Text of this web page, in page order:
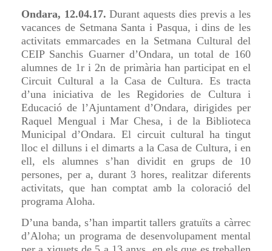
Ondara, 12.04.17.Durant aquests dies previs a les
vacances de Setmana Santa i Pasqua, i dins de les
activitats emmarcades en la Setmana Cultural del
CEIP Sanchis Guarner d’Ondara, un total de 160
alumnes de 1r i 2n de primària han participat en el
Circuit Cultural a la Casa de Cultura. Es tracta
d’una iniciativa de les Regidories de Cultura i
Educació de l’Ajuntament d’Ondara, dirigides per
Raquel Mengual i Mar Chesa, i de la Biblioteca
Municipal d’Ondara. El circuit cultural ha tingut
lloc el dilluns i el dimarts a la Casa de Cultura, i en
ell, els alumnes s’han dividit en grups de 10
persones, per a, durant 3 hores, realitzar diferents
activitats, que han comptat amb la coloració del
programa Aloha.
D’una banda, s’han impartit tallers gratuïts a càrrec
d’Aloha; un programa de desenvolupament mental